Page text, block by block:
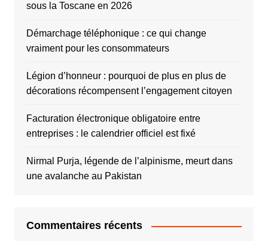
sous la Toscane en 2026
Démarchage téléphonique : ce qui change
vraiment pour les consommateurs
Légion d’honneur : pourquoi de plus en plus de
décorations récompensent l’engagement citoyen
Facturation électronique obligatoire entre
entreprises : le calendrier officiel est fixé
Nirmal Purja, légende de l’alpinisme, meurt dans
une avalanche au Pakistan
Commentaires récents